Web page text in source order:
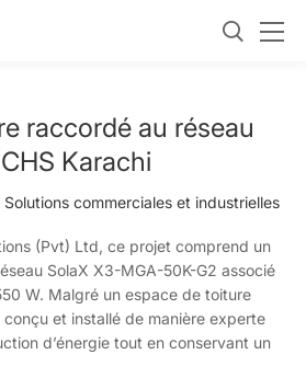
raccordé au réseau
Karachi
Solutions commerciales et industrielles
(Pvt) Ltd, ce projet comprend un
SolaX X3-MGA-50K-G2 associé
W. Malgré un espace de toiture
et installé de manière experte
d’énergie tout en conservant un